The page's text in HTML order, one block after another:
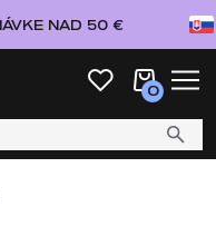
NAD 50 €
0